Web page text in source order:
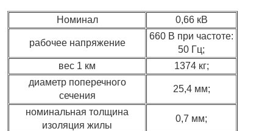
Номинал 0,66 кВ
рабочее напряжение
660 В при частоте:
50 Гц;
вес 1 км
1374 кг;
диаметр поперечного
сечения
25,4 мм;
номинальная толщина
изоляция жилы
0,7 мм;